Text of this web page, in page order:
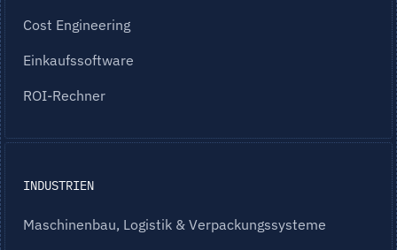
Cost Engineering
Einkaufssoftware
ROI-Rechner
INDUSTRIEN
Maschinenbau, Logistik & Verpackungssysteme